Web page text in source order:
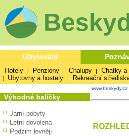
Ubytování
Hotely | Penziony | Chalupy | Chatky a
| Ubytovny a hostely | Rekreační
Výhodné balíčky
Jarní pobyty
Letní dovolená
Podzim levněji
www.beskydy.cz